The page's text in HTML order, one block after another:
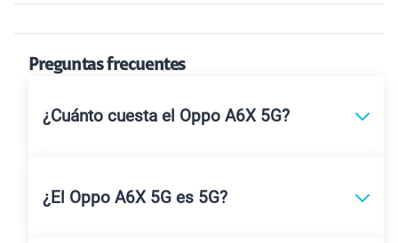
Preguntas frecuentes
¿Cuánto cuesta el Oppo A6X 5G?
¿El Oppo A6X 5G es 5G?